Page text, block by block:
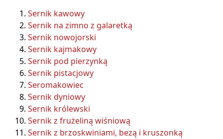
Sernik kawowy
Sernik na zimno z galaretką
Sernik nowojorski
Sernik kajmakowy
Sernik pod pierzynką
Sernik pistacjowy
Seromakowiec
Sernik dyniowy
Sernik królewski
Sernik z frużeliną wiśniową
Sernik z brzoskwiniami, bezą i kruszonką